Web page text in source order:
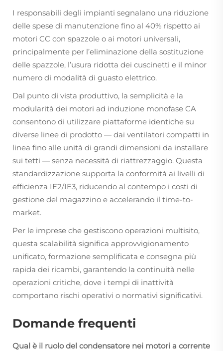
I responsabili degli impianti segnalano una riduzione
delle spese di manutenzione fino al 40% rispetto ai
motori CC con spazzole o ai motori universali,
principalmente per l’eliminazione della sostituzione
delle spazzole, l’usura ridotta dei cuscinetti e il minor
numero di modalità di guasto elettrico.
Dal punto di vista produttivo, la semplicità e la
modularità dei motori ad induzione monofase CA
consentono di utilizzare piattaforme identiche su
diverse linee di prodotto — dai ventilatori compatti in
linea fino alle unità di grandi dimensioni da installare
sui tetti — senza necessità di riattrezzaggio. Questa
standardizzazione supporta la conformità ai livelli di
efficienza IE2/IE3, riducendo al contempo i costi di
gestione del magazzino e accelerando il time-to-
market.
Per le imprese che gestiscono operazioni multisito,
questa scalabilità significa approvvigionamento
unificato, formazione semplificata e consegna più
rapida dei ricambi, garantendo la continuità nelle
operazioni critiche, dove i tempi di inattività
comportano rischi operativi o normativi significativi.
Domande frequenti
Qual è il ruolo del condensatore nei motori a corrente